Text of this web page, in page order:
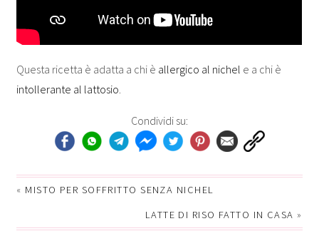
Questa ricetta è adatta a chi è allergico al nichel e a chi è
intollerante al lattosio.
Condividi su:
« MISTO PER SOFFRITTO SENZA NICHEL
LATTE DI RISO FATTO IN CASA »